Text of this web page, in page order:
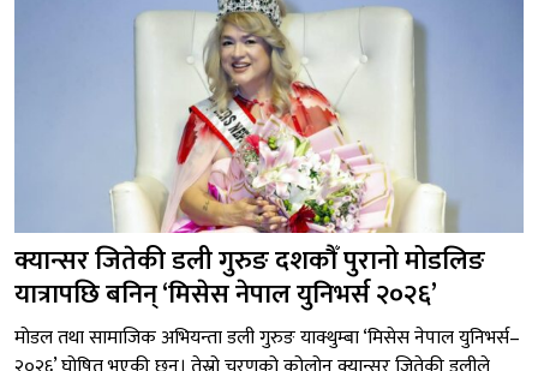
क्यान्सर जितेकी डली गुरुङ दशकौँ पुरानो मोडलिङ
यात्रापछि बनिन् ‘मिसेस नेपाल युनिभर्स २०२६’
मोडल तथा सामाजिक अभियन्ता डली गुरुङ याक्थुम्बा ‘मिसेस नेपाल युनिभर्स–